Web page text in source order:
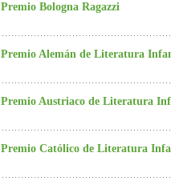
Premio Bologna Ragazzi
Premio Alemán de Literatura
Premio Austriaco de Literatura
Premio Católico de Literatura